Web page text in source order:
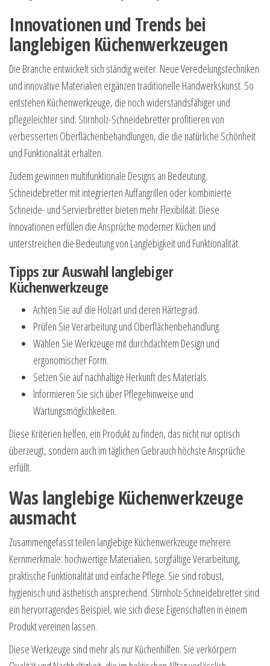
Innovationen und Trends bei
langlebigen Küchenwerkzeugen
Die Branche entwickelt sich ständig weiter. Neue Veredelungstechniken
und innovative Materialien ergänzen traditionelle Handwerkskunst. So
entstehen Küchenwerkzeuge, die noch widerstandsfähiger und
pflegeleichter sind. Stirnholz-Schneidebretter profitieren von
verbesserten Oberflächenbehandlungen, die die natürliche Schönheit
und Funktionalität erhalten.
Zudem gewinnen multifunktionale Designs an Bedeutung.
Schneidebretter mit integrierten Auffangrillen oder kombinierte
Schneide- und Servierbretter bieten mehr Flexibilität. Diese
Innovationen erfüllen die Ansprüche moderner Küchen und
unterstreichen die Bedeutung von Langlebigkeit und Funktionalität.
Tipps zur Auswahl langlebiger
Küchenwerkzeuge
Achten Sie auf die Holzart und deren Härtegrad.
Prüfen Sie Verarbeitung und Oberflächenbehandlung.
Wählen Sie Werkzeuge mit durchdachtem Design und
ergonomischer Form.
Setzen Sie auf nachhaltige Herkunft des Materials.
Informieren Sie sich über Pflegehinweise und
Wartungsmöglichkeiten.
Diese Kriterien helfen, ein Produkt zu finden, das nicht nur optisch
überzeugt, sondern auch im täglichen Gebrauch höchste Ansprüche
erfüllt.
Was langlebige Küchenwerkzeuge
ausmacht
Zusammengefasst teilen langlebige Küchenwerkzeuge mehrere
Kernmerkmale: hochwertige Materialien, sorgfältige Verarbeitung,
praktische Funktionalität und einfache Pflege. Sie sind robust,
hygienisch und ästhetisch ansprechend. Stirnholz-Schneidebretter sind
ein hervorragendes Beispiel, wie sich diese Eigenschaften in einem
Produkt vereinen lassen.
Diese Werkzeuge sind mehr als nur Küchenhilfen. Sie verkörpern